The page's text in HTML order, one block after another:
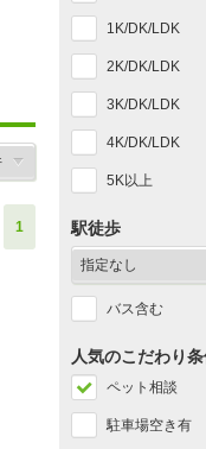
1
1K/DK/LDK
2K/DK/LDK
3K/DK/LDK
4K/DK/LDK
5K以上
駅徒歩
バス含む
人気のこだわり
ペット相談
駐車場空き有